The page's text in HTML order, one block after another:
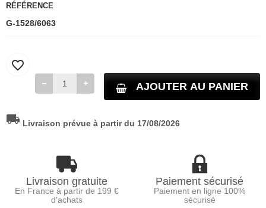
RÉFÉRENCE
G-1528/6063
AJOUTER AU PANIER
favorite_border
local_shipping Livraison prévue à partir du 17/08/2026
Livraison gratuite
En France à partir de 199 €
d'achats
Paiement sécurisé
Paiement en ligne 100%
sécurisé